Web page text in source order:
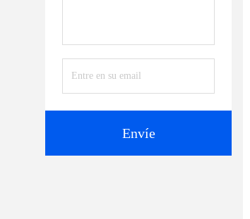
Envíe